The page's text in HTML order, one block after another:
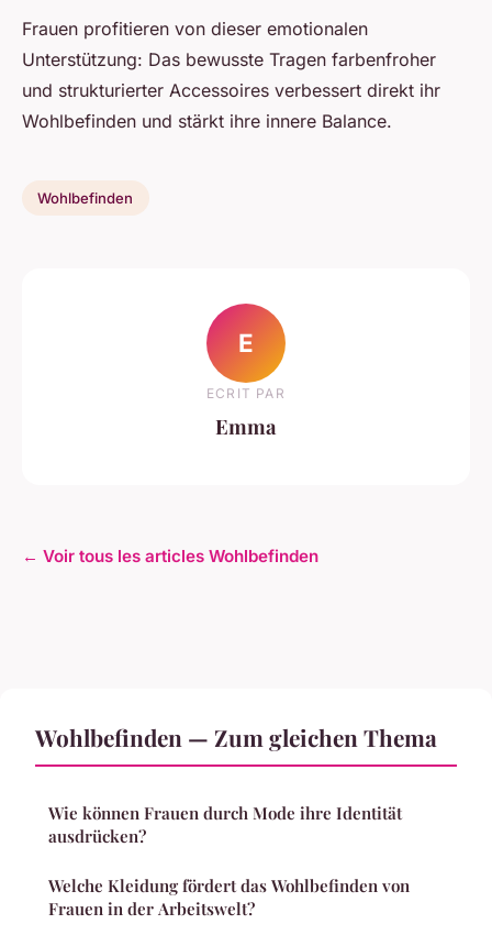
Frauen profitieren von dieser emotionalen
Unterstützung: Das bewusste Tragen farbenfroher
und strukturierter Accessoires verbessert direkt ihr
Wohlbefinden und stärkt ihre innere Balance.
Wohlbefinden
E
ECRIT PAR
Emma
← Voir tous les articles Wohlbefinden
Wohlbefinden — Zum gleichen Thema
Wie können Frauen durch Mode ihre Identität
ausdrücken?
Welche Kleidung fördert das Wohlbefinden von
Frauen in der Arbeitswelt?